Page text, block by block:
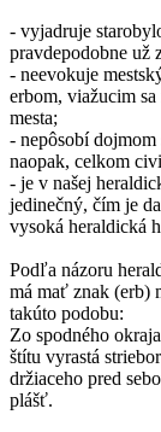
- vyjadruje
pravdepodobne už
- neevokuje
erbom, viažucim sa
mesta;
- nepôsobí dojmom
naopak, celkom
- je v našej
jedinečný, čím je
vysoká heraldická
Podľa názoru
má mať znak (erb)
takúto podobu:
Zo spodného
štítu vyrastá
držiaceho pred
plášť.